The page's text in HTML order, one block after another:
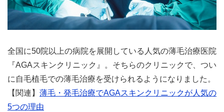
全国に50院以上の病院を展開している人気の薄毛治療医院
『AGAスキンクリニック』。そちらのクリニックで、つい
に自毛植毛での薄毛治療を受けられるようになりました。
【関連】 薄毛・発毛治療でAGAスキンクリニックが人気の
5つの理由